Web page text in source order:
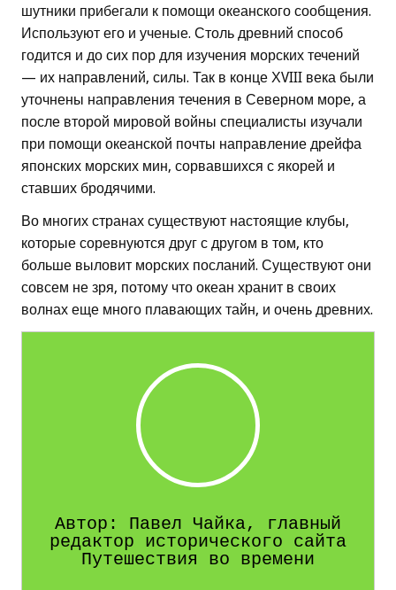
шутники прибегали к помощи океанского сообщения.
Используют его и ученые. Столь древний способ
годится и до сих пор для изучения морских течений
— их направлений, силы. Так в конце ХVIII века были
уточнены направления течения в Северном море, а
после второй мировой войны специалисты изучали
при помощи океанской почты направление дрейфа
японских морских мин, сорвавшихся с якорей и
ставших бродячими.
Во многих странах существуют настоящие клубы,
которые соревнуются друг с другом в том, кто
больше выловит морских посланий. Существуют они
совсем не зря, потому что океан хранит в своих
волнах еще много плавающих тайн, и очень древних.
Автор: Павел Чайка, главный
редактор исторического сайта
Путешествия во времени